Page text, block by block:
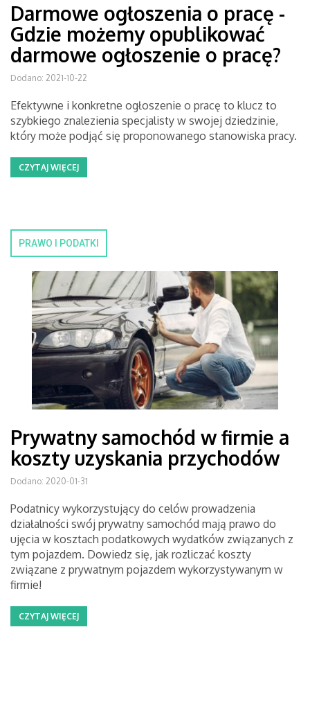
Darmowe ogłoszenia o pracę -
Gdzie możemy opublikować
darmowe ogłoszenie o pracę?
Dodano: 2021-10-22
Efektywne i konkretne ogłoszenie o pracę to klucz to
szybkiego znalezienia specjalisty w swojej dziedzinie,
który może podjąć się proponowanego stanowiska pracy.
CZYTAJ WIĘCEJ
PRAWO I PODATKI
Prywatny samochód w firmie a
koszty uzyskania przychodów
Dodano: 2020-01-31
Podatnicy wykorzystujący do celów prowadzenia
działalności swój prywatny samochód mają prawo do
ujęcia w kosztach podatkowych wydatków związanych z
tym pojazdem. Dowiedz się, jak rozliczać koszty
związane z prywatnym pojazdem wykorzystywanym w
firmie!
CZYTAJ WIĘCEJ